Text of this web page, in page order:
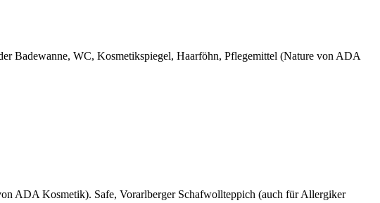
Badewanne, WC, Kosmetikspiegel, Haarföhn, Pflegemittel (Nature von ADA
ADA Kosmetik). Safe, Vorarlberger Schafwollteppich (auch für Allergiker